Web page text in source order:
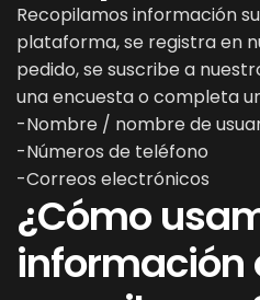
Recopilamos información
plataforma, se registra en
pedido, se suscribe a
una encuesta o completa
-Nombre / nombre de
-Números de teléfono
-Correos electrónicos
¿Cómo
información